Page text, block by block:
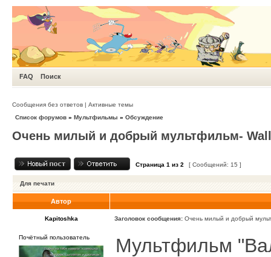
FAQ Поиск
Сообщения без ответов | Активные темы
Список форумов » Мультфильмы » Обсуждение
Очень милый и добрый мультфильм-
Страница 1 из 2 [ Сообщений: 15 ]
Для печати
Автор
Kapitoshka Заголовок сообщения: Очень милый и добрый
Почётный пользователь
Мультфильм